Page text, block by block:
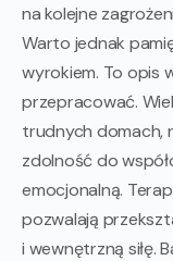
na kolejne
Warto jednak
wyrokiem. To opis
przepracować.
trudnych domach,
zdolność do
emocjonalną.
pozwalają
i wewnętrzną siłę.